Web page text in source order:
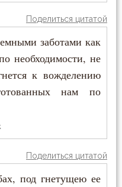
Поделиться цитатой
заботами как
необходимости, не
к вожделению
нам по
Поделиться цитатой
под гнетущею ее